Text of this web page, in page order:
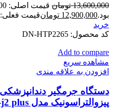
13,600,000 تومان
بود.12,900,000 تومانقیمت فعلی: 12,900,000 تومان.
خرید
کد محصول: DN-HTP2265
Add to compare
مشاهده سریع
افزودن به علاقه مندی
پیزوالتراسونیک مدل UDS-j2 plus